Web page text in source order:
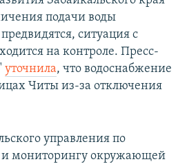
подачи воды
ситуация с
на контроле. Пресс-
уточнила, что водоснабжение
Читы из-за отключения
управления по
и мониторингу окружающей